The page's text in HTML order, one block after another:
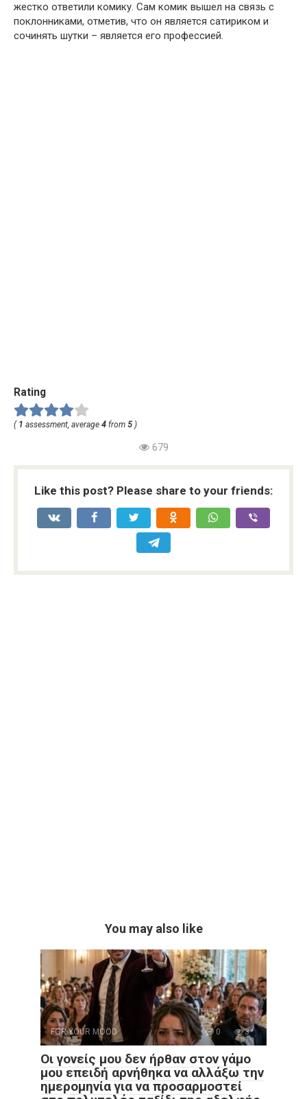
жестко ответили комику. Сам комик вышел на связь с
поклонниками, отметив, что он является сатириком и
сочинять шутки – является его профессией.
Rating
( 1 assessment, average 4 from 5 )
679
Like this post? Please share to your friends:
You may also like
FOR YOUR MOOD 0 3
Οι γονείς μου δεν ήρθαν στον γάμο
μου επειδή αρνήθηκα να αλλάξω την
ημερομηνία για να προσαρμοστεί